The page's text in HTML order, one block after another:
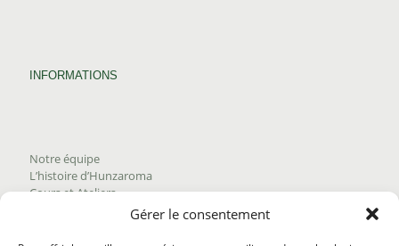
Gérer le consentement
INFORMATIONS
Notre équipe
L’histoire d’Hunzaroma
Cours et Ateliers